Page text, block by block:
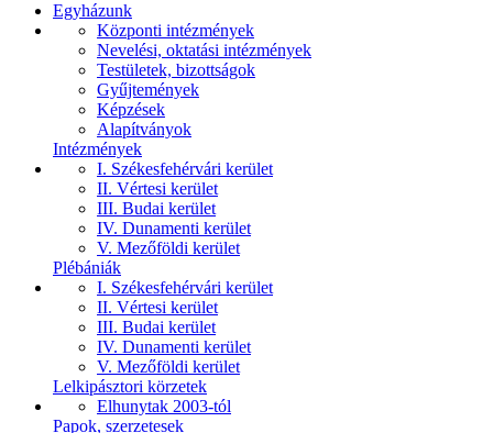
Egyházunk
Központi intézmények
Nevelési, oktatási intézmények
Testületek, bizottságok
Gyűjtemények
Képzések
Alapítványok
Intézmények
I. Székesfehérvári kerület
II. Vértesi kerület
III. Budai kerület
IV. Dunamenti kerület
V. Mezőföldi kerület
Plébániák
I. Székesfehérvári kerület
II. Vértesi kerület
III. Budai kerület
IV. Dunamenti kerület
V. Mezőföldi kerület
Lelkipásztori körzetek
Elhunytak 2003-tól
Papok, szerzetesek